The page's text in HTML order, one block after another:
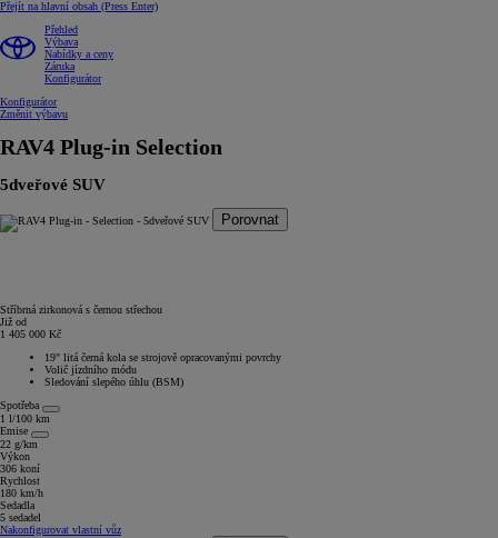
Přejít na hlavní obsah (Press Enter)
Přehled
Výbava
Nabídky a ceny
Záruka
Konfigurátor
Konfigurátor
Změnit výbavu
RAV4 Plug-in Selection
5dveřové SUV
Porovnat
Stříbrná zirkonová s černou střechou
Již od
1 405 000 Kč
19" litá černá kola se strojově opracovanými povrchy
Volič jízdního módu
Sledování slepého úhlu (BSM)
Spotřeba
1 l/100 km
Emise
22 g/km
Výkon
306 koní
Rychlost
180 km/h
Sedadla
5 sedadel
Nakonfigurovat vlastní vůz